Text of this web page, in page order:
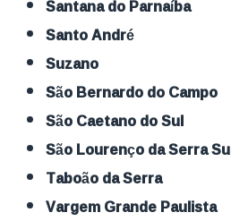
Santana do Parnaíba
Santo André
Suzano
São Bernardo do Campo
São Caetano do Sul
São Lourenço da Serra
Taboão da Serra
Vargem Grande Paulista